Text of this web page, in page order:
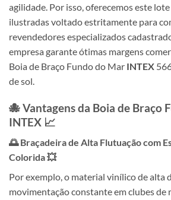
agilidade. Por isso, oferecemos este
ilustradas voltado estritamente para
revendedores especializados
empresa garante ótimas margens
Boia de Braço Fundo do Mar INTEX
de sol.
🐙 Vantagens da Boia de Braço
INTEX 📈
🌅 Braçadeira de Alta Flutuação com
Colorida 💥
Por exemplo, o material vinílico de alta
movimentação constante em clubes de